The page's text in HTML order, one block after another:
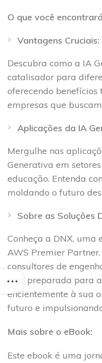
O que você
Vantagens Cruciais:
Descubra como a IA
catalisador para
oferecendo
empresas que
Aplicações da IA
Mergulhe nas
Generativa em
educação. Entenda
moldando o futuro
Sobre as Soluções
Conheça a DNX, uma
AWS Premier
consultores de
está preparada para
eficientemente à sua
futuro e
Mais sobre o eBook:
Este ebook é uma